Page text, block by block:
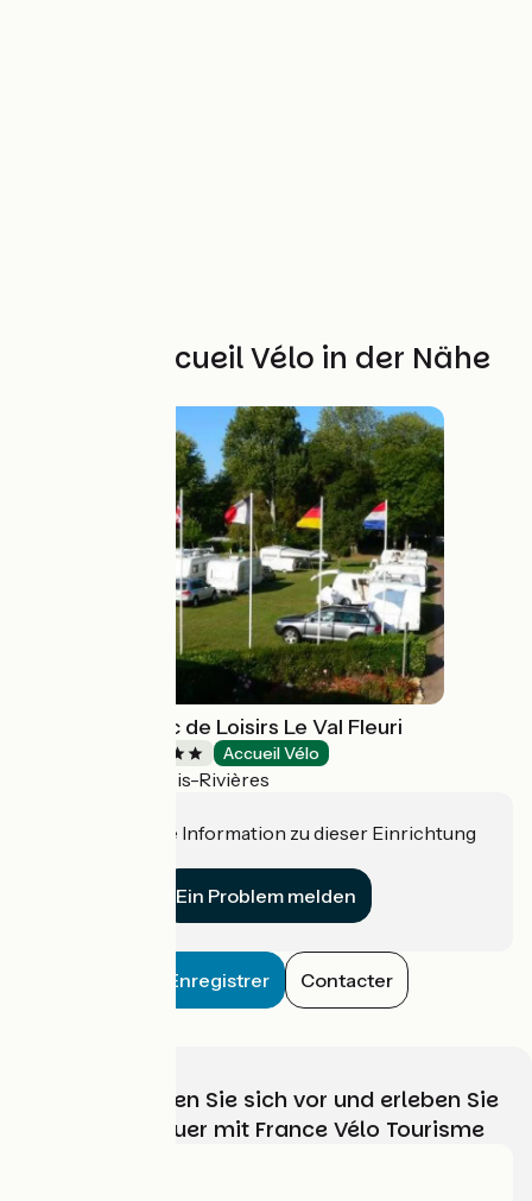
Weitere Accueil Vélo in der Nähe
Camping & Parc de Loisirs Le Val Fleuri
Accueil Vélo
Cloyes-les-Trois-Rivières
Haben Sie eine Information zu dieser Einrichtung
Ein Problem melden
Enregistrer Contacter
Wählen, bereiten Sie sich vor und erleben Sie
Ihr Radabenteuer mit France Vélo Tourisme